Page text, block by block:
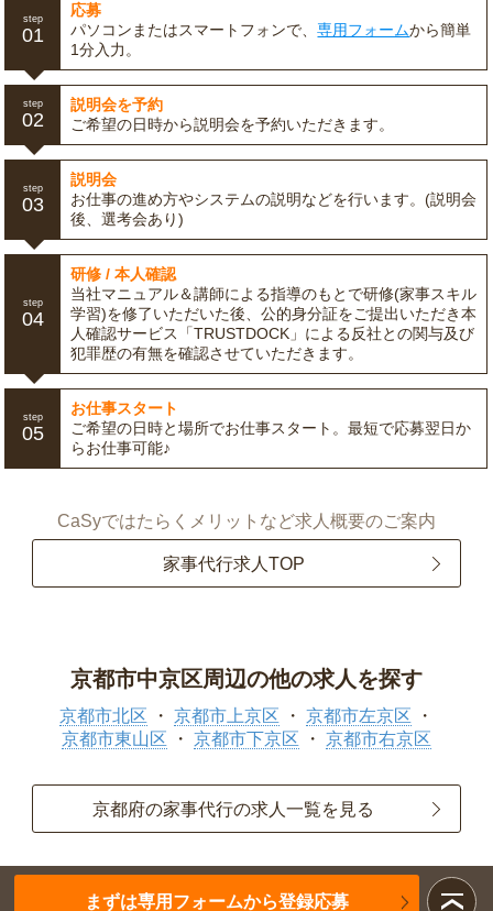
step
01
応募
パソコンまたはスマートフォンで、専用フォームから簡単
1分入力。
step
02
説明会を予約
ご希望の日時から説明会を予約いただきます。
step
03
説明会
お仕事の進め方やシステムの説明などを行います。(説明会
後、選考会あり)
step
04
研修 / 本人確認
当社マニュアル＆講師による指導のもとで研修(家事スキル
学習)を修了いただいた後、公的身分証をご提出いただき本
人確認サービス「TRUSTDOCK」による反社との関与及び
犯罪歴の有無を確認させていただきます。
step
05
お仕事スタート
ご希望の日時と場所でお仕事スタート。最短で応募翌日か
らお仕事可能♪
CaSyではたらくメリットなど求人概要のご案内
家事代行求人TOP
京都市中京区周辺の他の求人を探す
京都市北区 京都市上京区
京都市左京区
京都市東山区
京都市下京区 京都市右京区
京都府の家事代行の求人一覧を見る
まずは専用フォームから登録応募